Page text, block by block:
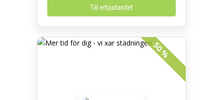
Till erbjudandet
50 %